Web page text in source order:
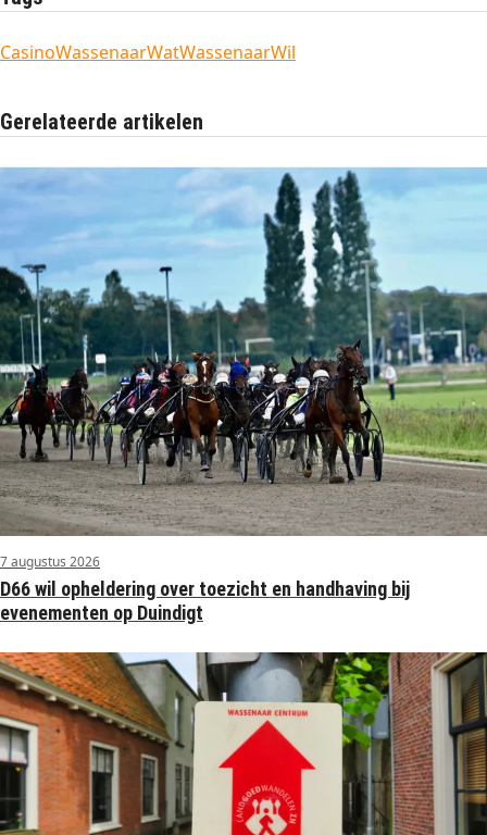
CasinoWassenaarWatWassenaarWil
Gerelateerde artikelen
7 augustus 2026
D66 wil opheldering over toezicht en handhaving bij
evenementen op Duindigt